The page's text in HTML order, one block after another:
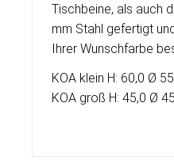
Tischbeine, als auch
mm Stahl gefertigt
Ihrer Wunschfarbe
KOA klein H: 60,0 Ø
KOA groß H: 45,0 Ø